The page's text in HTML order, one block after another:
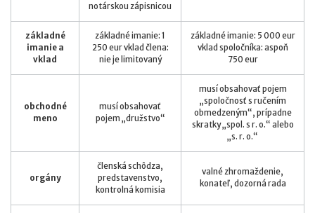
notárskou zápisnicou
základné
imanie a
vklad
základné imanie: 1
250 eur vklad člena:
nie je limitovaný
základné imanie: 5 000 eur
vklad spoločníka: aspoň
750 eur
obchodné
meno
musí obsahovať
pojem „družstvo“
musí obsahovať pojem
„spoločnosť s ručením
obmedzeným“, prípadne
skratky „spol. s r. o.“ alebo
„s. r. o.“
orgány
členská schôdza,
predstavenstvo,
kontrolná komisia
valné zhromaždenie,
konateľ, dozorná rada